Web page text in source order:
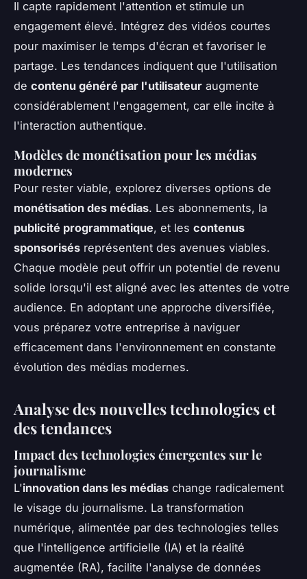
Il capte rapidement l'attention et stimule un
engagement élevé. Intégrez des vidéos courtes
pour maximiser le temps d'écran et favoriser le
partage. Les tendances indiquent que l'utilisation
de contenu généré par l'utilisateur augmente
considérablement l'engagement, car elle incite à
l'interaction authentique.
Modèles de monétisation pour les médias
modernes
Pour rester viable, explorez diverses options de
monétisation des médias. Les abonnements, la
publicité programmatique, et les contenus
sponsorisés représentent des avenues viables.
Chaque modèle peut offrir un potentiel de revenu
solide lorsqu'il est aligné avec les attentes de votre
audience. En adoptant une approche diversifiée,
vous préparez votre entreprise à naviguer
efficacement dans l'environnement en constante
évolution des médias modernes.
Analyse des nouvelles technologies et
des tendances
Impact des technologies émergentes sur le
journalisme
L'innovation dans les médias change radicalement
le visage du journalisme. La transformation
numérique, alimentée par des technologies telles
que l'intelligence artificielle (IA) et la réalité
augmentée (RA), facilite l'analyse de données